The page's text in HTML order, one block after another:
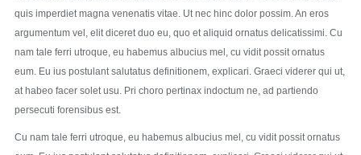
quis imperdiet magna venenatis vitae. Ut nec hinc dolor possim. An eros
argumentum vel, elit diceret duo eu, quo et aliquid ornatus delicatissimi. Cu
nam tale ferri utroque, eu habemus albucius mel, cu vidit possit ornatus
eum. Eu ius postulant salutatus definitionem, explicari. Graeci viderer qui ut,
at habeo facer solet usu. Pri choro pertinax indoctum ne, ad partiendo
persecuti forensibus est.
Cu nam tale ferri utroque, eu habemus albucius mel, cu vidit possit ornatus